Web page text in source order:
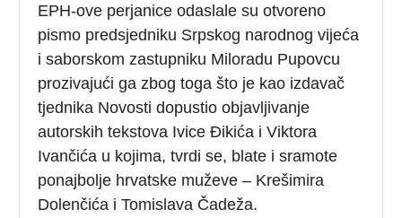
EPH-ove perjanice odaslale su otvoreno
pismo predsjedniku Srpskog narodnog vijeća
i saborskom zastupniku Miloradu Pupovcu
prozivajući ga zbog toga što je kao izdavač
tjednika Novosti dopustio objavljivanje
autorskih tekstova Ivice Đikića i Viktora
Ivančića u kojima, tvrdi se, blate i sramote
ponajbolje hrvatske muževe – Krešimira
Dolenčića i Tomislava Čadeža.